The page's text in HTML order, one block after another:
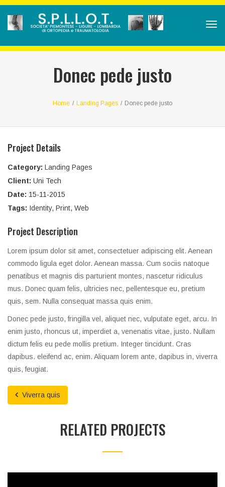
Donec pede justo
Home / Landing Pages / Donec pede justo
Project Details
Category: Landing Pages
Client: Uni Tech
Date: 15-11-2015
Tags: Identity, Print, Web
Project Description
Lorem ipsum dolor sit amet, consectetuer adipiscing elit. Aenean
commodo ligula eget dolor. Aenean massa. Cum sociis natoque
penatibus et magnis dis parturient montes, nascetur ridiculus
mus. Donec quam felis, ultricies nec, pellentesque eu, pretium
quis, sem. Nulla consequat massa quis enim.
Donec pede justo, fringilla vel, aliquet nec, vulputate eget, arcu. In
enim justo, rhoncus ut, imperdiet a, venenatis vitae, justo. Nullam
dictum felis eu pede mollis pretium. Integer tincidunt. Cras
dapibus. eleifend ac, enim. Aliquam lorem ante, dapibus in, viverra
quis, feugiat.
Viverra quis
RELATED PROJECTS